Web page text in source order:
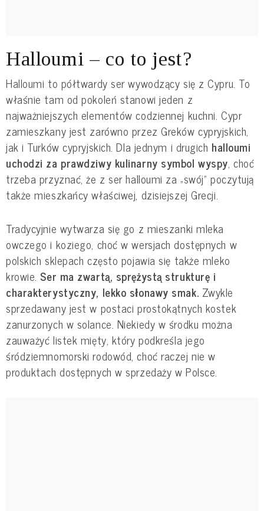
Halloumi – co to jest?
Halloumi to półtwardy ser wywodzący się z Cypru. To
właśnie tam od pokoleń stanowi jeden z
najważniejszych elementów codziennej kuchni. Cypr
zamieszkany jest zarówno przez Greków cypryjskich,
jak i Turków cypryjskich. Dla jednym i drugich halloumi
uchodzi za prawdziwy kulinarny symbol wyspy, choć
trzeba przyznać, że z ser halloumi za „swój” poczytują
także mieszkańcy właściwej, dzisiejszej Grecji.
Tradycyjnie wytwarza się go z mieszanki mleka
owczego i koziego, choć w wersjach dostępnych w
polskich sklepach często pojawia się także mleko
krowie.Ser ma zwartą, sprężystą strukturę i
charakterystyczny, lekko słonawy smak. Zwykle
sprzedawany jest w postaci prostokątnych kostek
zanurzonych w solance. Niekiedy w środku można
zauważyć listek mięty, który podkreśla jego
śródziemnomorski rodowód, choć raczej nie w
produktach dostępnych w sprzedaży w Polsce.